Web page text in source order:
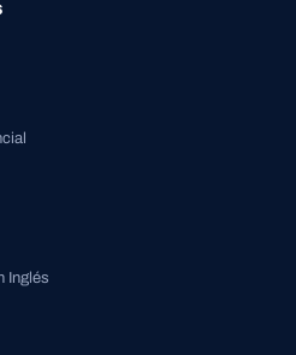
Inglés